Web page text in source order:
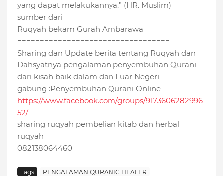
yang dapat melakukannya.” (HR. Muslim)
sumber dari
Ruqyah bekam Gurah Ambarawa
==================================
Sharing dan Update berita tentang Ruqyah dan
Dahsyatnya pengalaman penyembuhan Qurani
dari kisah baik dalam dan Luar Negeri
gabung :Penyembuhan Qurani Online
https://www.facebook.com/groups/9173606282996
52/
sharing ruqyah pembelian kitab dan herbal
ruqyah
082138064460
Tags PENGALAMAN QURANIC HEALER